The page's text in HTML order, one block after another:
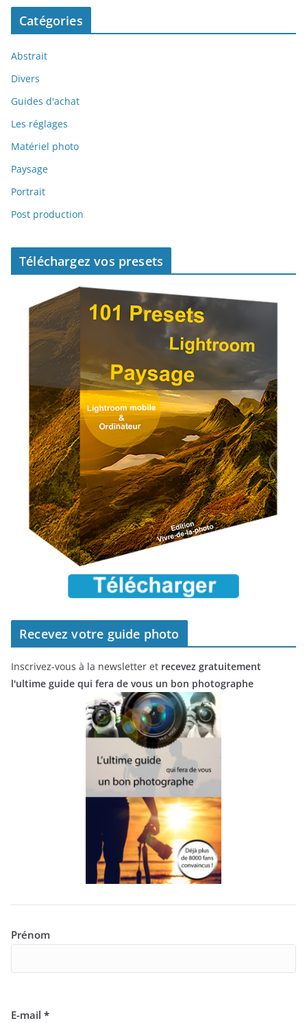
Catégories
Abstrait
Divers
Guides d'achat
Les réglages
Matériel photo
Paysage
Portrait
Post production
Téléchargez vos presets
Recevez votre guide photo
Inscrivez-vous à la newsletter et recevez gratuitement
l'ultime guide qui fera de vous un bon photographe
Prénom
E-mail *